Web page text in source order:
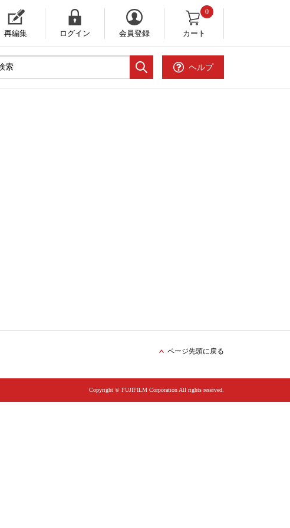
再編集 ログイン 会員登録 カート
0
ヘルプ
ページ先頭に戻る
Copyright © FUJIFILM Corporation All rights reserved.